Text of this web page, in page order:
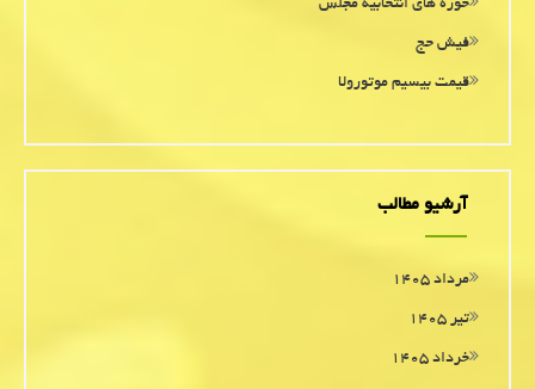
حوزه های انتخابیه مجلس
فیش حج
قیمت بیسیم موتورولا
آرشیو مطالب
مرداد ۱۴۰۵
تیر ۱۴۰۵
خرداد ۱۴۰۵